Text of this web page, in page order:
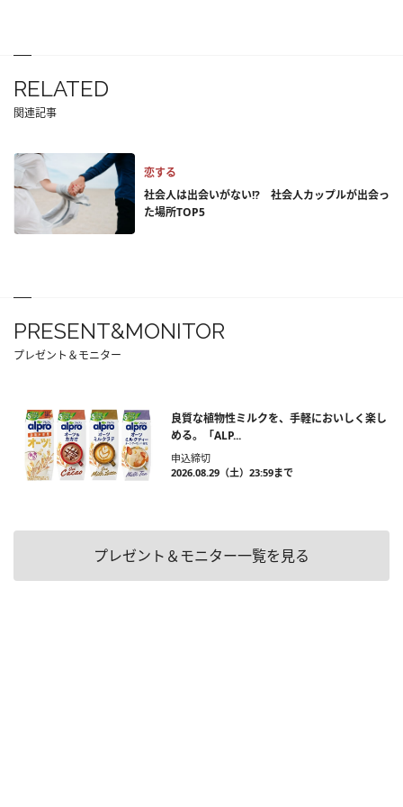
RELATED
関連記事
恋する
社会人は出会いがない!? 社会人カップルが出会っ
た場所TOP5
PRESENT&MONITOR
プレゼント＆モニター
良質な植物性ミルクを、手軽においしく楽し
める。「ALP...
申込締切
2026.08.29（土）23:59まで
プレゼント＆モニター一覧を見る